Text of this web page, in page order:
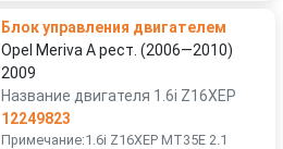
Блок управления двигателем
Opel Meriva A рест. (2006—2010)
2009
Название двигателя 1.6i Z16XEP
12249823
Примечание:1.6i Z16XEP MT35E 2.1